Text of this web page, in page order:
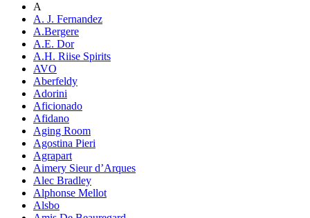
A
A. J. Fernandez
A.Bergere
A.E. Dor
A.H. Riise Spirits
AVO
Aberfeldy
Adorini
Aficionado
Afidano
Aging Room
Agostina Pieri
Agrapart
Aimery Sieur d’Arques
Alec Bradley
Alphonse Mellot
Alsbo